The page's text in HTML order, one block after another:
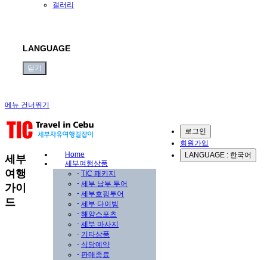
갤러리
LANGUAGE
닫기
메뉴 건너뛰기
로그인
회원가입
LANGUAGE : 한국어
Home
세부여행상품
- TIC 패키지
- 세부 남부 투어
- 세부호핑투어
- 세부 다이빙
- 해양스포츠
- 세부 마사지
- 기타상품
- 식당예약
- 판매종료
Sub
Promotion
세부
여행
가이
드